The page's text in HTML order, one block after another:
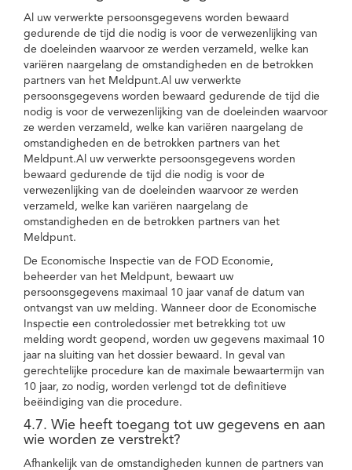
Al uw verwerkte persoonsgegevens worden bewaard
gedurende de tijd die nodig is voor de verwezenlijking van
de doeleinden waarvoor ze werden verzameld, welke kan
variëren naargelang de omstandigheden en de betrokken
partners van het Meldpunt.Al uw verwerkte
persoonsgegevens worden bewaard gedurende de tijd die
nodig is voor de verwezenlijking van de doeleinden waarvoor
ze werden verzameld, welke kan variëren naargelang de
omstandigheden en de betrokken partners van het
Meldpunt.Al uw verwerkte persoonsgegevens worden
bewaard gedurende de tijd die nodig is voor de
verwezenlijking van de doeleinden waarvoor ze werden
verzameld, welke kan variëren naargelang de
omstandigheden en de betrokken partners van het
Meldpunt.
De Economische Inspectie van de FOD Economie,
beheerder van het Meldpunt, bewaart uw
persoonsgegevens maximaal 10 jaar vanaf de datum van
ontvangst van uw melding. Wanneer door de Economische
Inspectie een controledossier met betrekking tot uw
melding wordt geopend, worden uw gegevens maximaal 10
jaar na sluiting van het dossier bewaard. In geval van
gerechtelijke procedure kan de maximale bewaartermijn van
10 jaar, zo nodig, worden verlengd tot de definitieve
beëindiging van die procedure.
4.7. Wie heeft toegang tot uw gegevens en aan
wie worden ze verstrekt?
Afhankelijk van de omstandigheden kunnen de partners van